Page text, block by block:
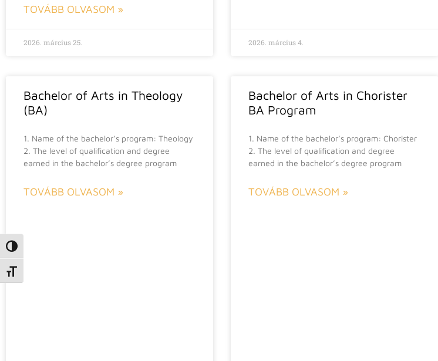
Nagy kontraszt váltása
Betűméret váltása
TOVÁBB OLVASOM »
2026. március 25. 2026. március 4.
Bachelor of Arts in Theology
(BA)
1. Name of the bachelor’s program: Theology
2. The level of qualification and degree
earned in the bachelor’s degree program
TOVÁBB OLVASOM »
Bachelor of Arts in Chorister
BA Program
1. Name of the bachelor’s program: Chorister
2. The level of qualification and degree
earned in the bachelor’s degree program
TOVÁBB OLVASOM »